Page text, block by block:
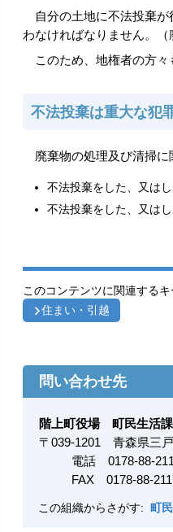
自分の土地に不法投棄が
わなければなりません。（
このため、地権者の方々
不法投棄は重大な犯
廃棄物の処理及び清掃に
不法投棄をした、又は
不法投棄をした、又は
このコンテンツに関連するキ
住まい・引越
問い合わせ先
階上町役場 町民生活
〒 039-1201
青森県三
電話 0178-88-
FAX 0178-88-
この組織からさがす: 町